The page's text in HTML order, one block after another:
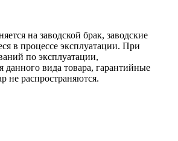
на заводской брак, заводские
в процессе эксплуатации. При
по эксплуатации,
данного вида товара, гарантийные
не распространяются.